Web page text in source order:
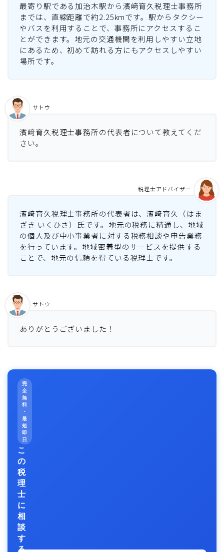
最寄り駅である加治木駅から濱﨑育久税理士事務所
までは、直線距離で約2.25kmです。駅からタクシー
やバスを利用することで、事務所にアクセスするこ
とができます。地元の交通機関を利用しやすい立地
にあるため、初めて訪れる方にもアクセスしやすい
場所です。
濱﨑育久税理士事務所の代表者について教えてくだ
さい。
サトウ
濱﨑育久税理士事務所の代表者は、濱﨑育久（はま
ざき いくひさ）氏です。地元の税務に精通し、地域
の個人及び中小事業者に対する税務相談や申告業務
を行っています。地域密着型のサービスを提供する
ことで、地元の信頼を得ている税理士です。
税理士アドバイザー
ありがとうございました！
サトウ
完
全
無
料
・
最
短
即
日
こ
の
税
理
士
に
相
談
す
る